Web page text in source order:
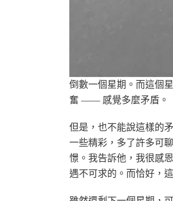
倒數一個星期。而這個
奮 —— 感覺多麼矛盾。
但是，也不能說這樣的
一些精彩，多了許多可
憬。我告訴他，我很感
遇不可求的。而恰好，